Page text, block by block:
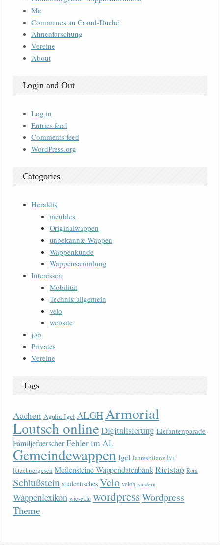
Me
Communes au Grand-Duché
Ahnenforschung
Vereine
About
Login and Out
Log in
Entries feed
Comments feed
WordPress.org
Categories
Heraldik
meubles
Originalwappen
unbekannte Wappen
Wappenkunde
Wappensammlung
Interessen
Mobilität
Technik allgemein
velo
website
job
Privates
Vereine
Tags
Aachen Agulia Igel ALGH Armorial
Loutsch onlineDigitalisierung Elefantenparade
FamiljefuerscherFehler im AL
Gemeindewappen Igel Jahresbilanz lvi
lëtzebuergesch Meilensteine WappendatenbankRietstap Rom
Schlußstein studentisches Velo veloh wandern
Wappenlexikon wiesel.lu wordpressWordpress
Theme